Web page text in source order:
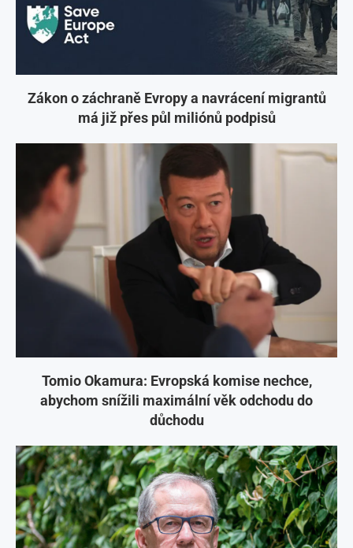
Zákon o záchraně Evropy a navrácení migrantů
má již přes půl miliónů podpisů
Tomio Okamura: Evropská komise nechce,
abychom snížili maximální věk odchodu do
důchodu